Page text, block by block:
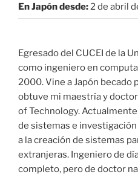
En Japón desde:2 de abril
Egresado del CUCEI de la
como ingeniero en
2000. Vine a Japón becado
obtuve mi maestría y
of Technology.
de sistemas e
a la creación de sistemas
extranjeras. Ingeniero de
completo, pero de doctor